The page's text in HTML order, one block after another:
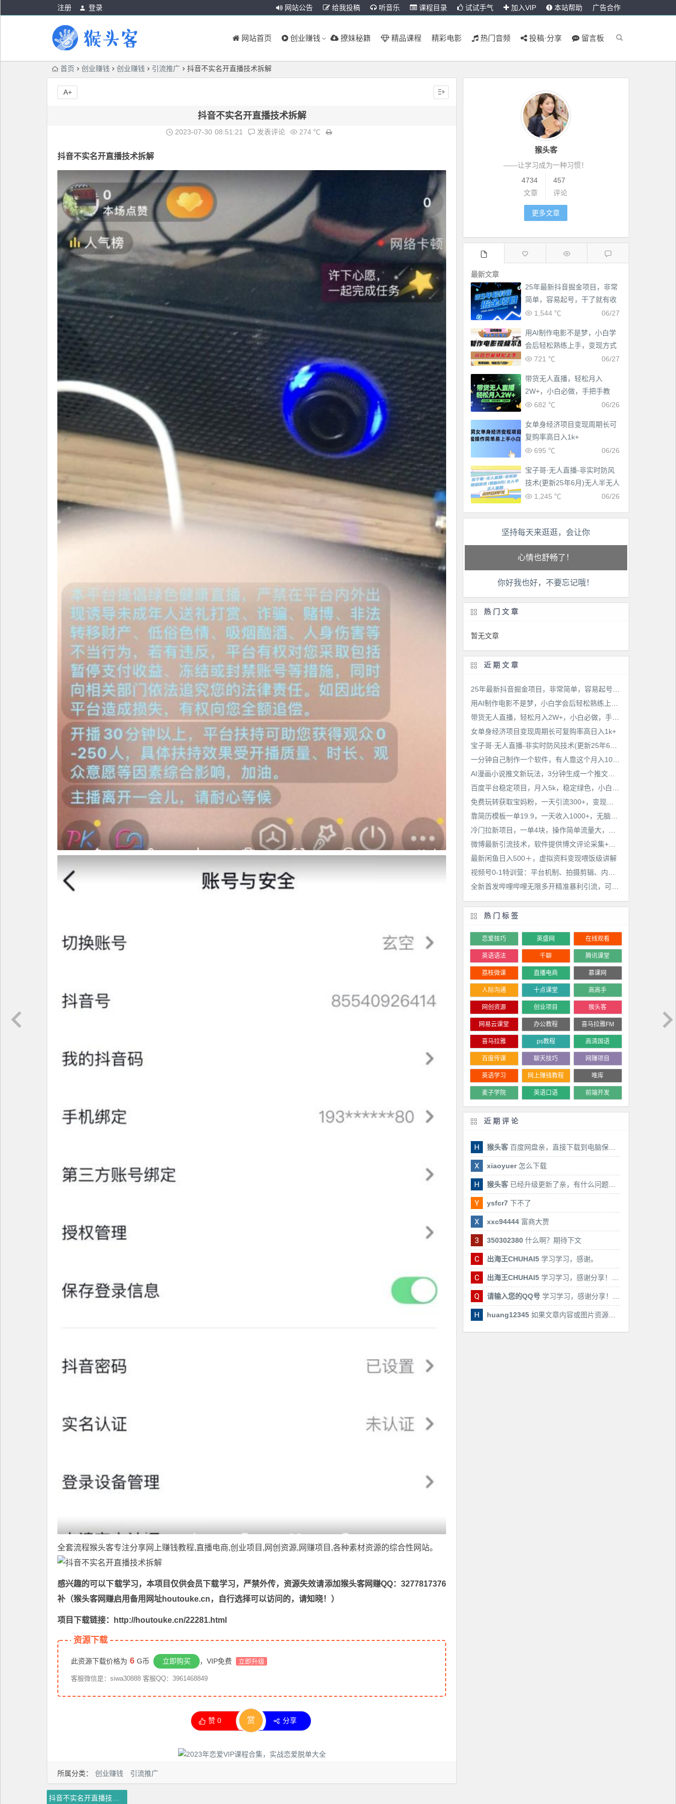
注册 登录 网站公告 给我投稿 听音乐 课程目录 试试手气 加入VIP 本站帮助 广告合作
网站首页 创业赚钱 撩妹秘籍 精品课程 精彩电影 热门音频 投稿·分享 留言板
首页 创业赚钱 创业赚钱 引流推广 抖音不实名开直播技术拆解
抖音不实名开直播技术拆解
2023-07-30 08:51:21 发表评论 274 ℃
抖音不实名开直播技术拆解
全套流程猴头客专注分享网上赚钱教程,直播电商,创业项目,网创资源, 网赚项目 ,各种素材资源的综合性网站。
感兴趣的可以下载学习，本项目仅供会员下载学习，严禁外传，资源失效请添加猴头客网赚QQ：3277817376
补（猴头客网赚启用备用网址houtouke.cn，自行选择可以访问的，请知晓！）
项目下载链接：http://houtouke.cn/22281.html
资源下载
此资源下载价格为 6 G币 立即购买 ，VIP免费 立即升级
客服微信是：siwa30888 客服QQ：3961468849
赞0 赏 分享
A+
所属分类： 创业赚钱 引流推广
猴头客
——让学习成为一种习惯！
4734
文章
457
评论
更多文章
最新文章
25年最新抖音掘金项目，非常
简单，容易起号，干了就有收
益那种
06/27
1,544 ℃
用AI制作电影不是梦，小白学
会后轻松熟练上手，变现方式
多样，日入2张+
06/27
721 ℃
带货无人直播，轻松月入
2W+，小白必做，手把手教
学，无脑操作(附学习资料)06/26
682 ℃
女单身经济项目变现周期长可
复购率高日入1k+
06/26
695 ℃
宝子哥·无人直播-非实时防风
技术(更新25年6月)无人半无人
直播
06/26
1,245 ℃
坚持每天来逛逛，会让你
工作也轻松了！
生活也美好了！
心情也舒畅了！
走路也有劲了！
腰也不酸了！
你好我也好，不要忘记哦！
热门文章
暂无文章
近期文章
带货无人直播，轻松月入2W+，小白必做，手把手教学，无脑操作(附学习资料)
女单身经济项目变现周期长可复购率高日入1k+
一分钟自己制作一个软件，有人靠这个月入10W+
AI漫画小说推文新玩法，3分钟生成一个推文视频，保姆级教程【配项目操作和软件教程】
免费玩转获取宝妈粉，一天引流300+，变现超乎你想象
微博最新引流技术，软件提供博文评论采集+私信实现精准引流【揭秘】
最新闲鱼日入500＋，虚拟资料变现喂饭级讲解
全新首发哔哩哔哩无限多开精准暴利引流，可无限多开，抗封首发精品脚本
热门标签
恋爱技巧 英盛网 在线观看
英语语法 千聊 腾讯课堂
荔枝微课 直播电商 慕课网
人际沟通 十点课堂 高高手
网创资源 创业项目 猴头客
网易云课堂 办公教程 喜马拉雅FM
喜马拉雅 ps教程 高清国语
百度传课 聊天技巧 网赚项目
英语学习 网上赚钱教程 唯库
麦子学院 英语口语 前端开发
近期评论
猴头客百度网盘亲，直接下载到电脑保存亲，后期有课还会更新
xiaoyuer怎么下载
猴头客已经升级更新了亲，有什么问题随时联系我！
ysfcr7下不了
xxc94444富商大贾
350302380什么啊？期待下文
出海王CHUHAI5学习学习，感谢。
出海王CHUHAI5学习学习，感谢分享！！！
请输入您的QQ号学习学习，感谢分享！！！
huang12345如果文章内容或图片资源失效，请留言反馈，我